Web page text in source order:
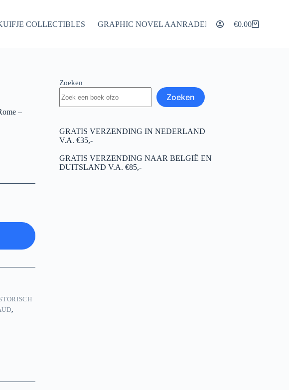
COLLECTIBLES GRAPHIC NOVEL AANRADERS ARTIKELEN
Winkelwagen
€0.00
–
,
Zoeken
Zoeken
GRATIS VERZENDING IN NEDERLAND
V.A. €35,-
GRATIS VERZENDING NAAR BELGIË EN
DUITSLAND V.A. €85,-